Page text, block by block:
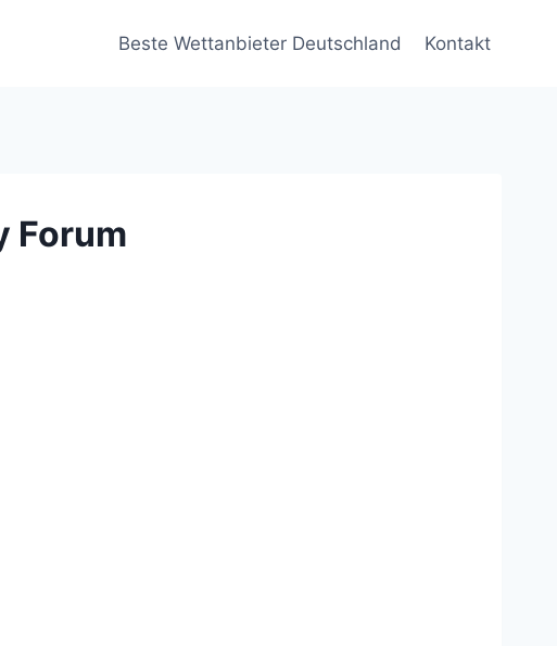
Beste Wettanbieter Deutschland Kontakt
Forum